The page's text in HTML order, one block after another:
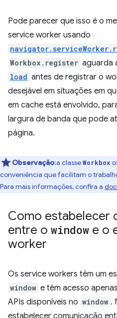
Pode parecer que isso é o
service worker usando
Workbox.register aguarda
load antes de registrar o
desejável em situações em
em cache está envolvido,
largura de banda que pode
página.
Observação:a classeWorkbox
conveniência que facilitam o
Para mais informações, confira a
Como estabelecer
entre o window e o
worker
Os service workers têm um
window e têm acesso
APIs disponíveis no window .
estabelecer comunicação